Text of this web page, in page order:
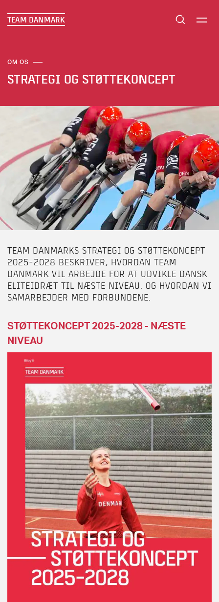
TEAM DANMARK
OM OS
STRATEGI OG STØTTEKONCEPT
TEAM DANMARKS STRATEGI OG STØTTEKONCEPT
2025-2028 BESKRIVER, HVORDAN TEAM
DANMARK VIL ARBEJDE FOR AT UDVIKLE DANSK
ELITEIDRÆT TIL NÆSTE NIVEAU, OG HVORDAN VI
SAMARBEJDER MED FORBUNDENE.
STØTTEKONCEPT 2025-2028 - NÆSTE
NIVEAU